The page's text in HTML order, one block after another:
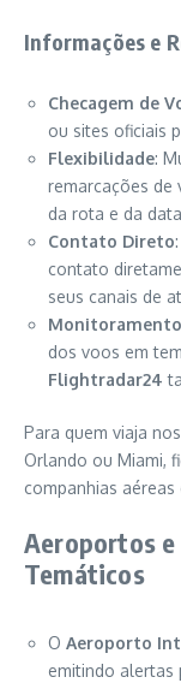
Informações e
Checagem de
ou sites oficiais
Flexibilidade:
remarcações de
da rota e da
Contato Direto
contato
seus canais de
dos voos em
Flightradar24
Para quem viaja
Orlando ou Miami,
companhias
Aeroportos e
Temáticos
O Aeroporto
emitindo alertas